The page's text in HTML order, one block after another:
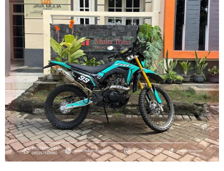
Pasuruan